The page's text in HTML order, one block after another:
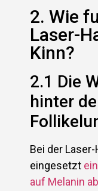
2. Wie
Laser-
Kinn?
2.1 Die
hinter
Bei der
eingesetzt
auf Melanin